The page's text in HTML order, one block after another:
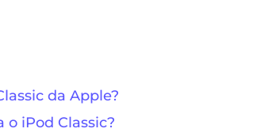
da Apple?
o iPod Classic?